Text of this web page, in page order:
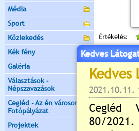
Média
Sport
Közlekedés
Kék fény
Galéria
Választások -
Népszavazások
Cegléd - Az én városom -
Fotópályázat
Projektek
Értékelés:
Még
Új
Kedves